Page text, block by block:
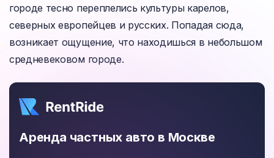
городе тесно переплелись культуры карелов,
северных европейцев и русских. Попадая сюда,
возникает ощущение, что находишься в небольшом
средневековом городе.
Аренда частных авто в Москве